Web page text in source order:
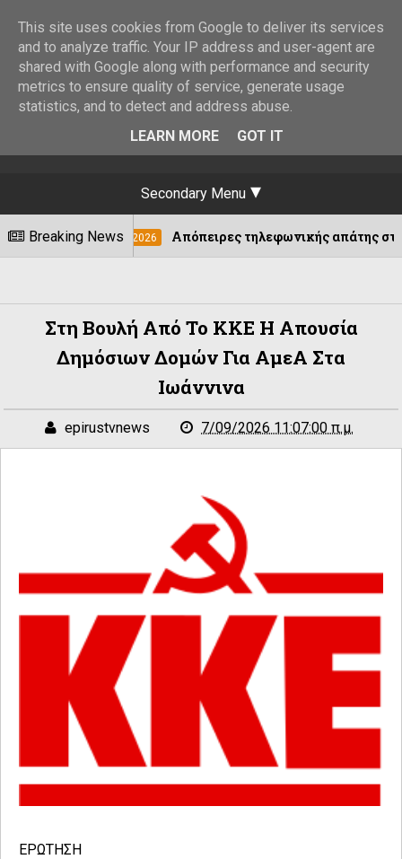
Secondary Menu
Breaking News
08/2026 Απόπειρες τηλεφωνικής απάτης στο Ελληνικό –
Στη Βουλή Από Το ΚΚΕ Η Απουσία
Δημόσιων Δομών Για ΑμεΑ Στα
Ιωάννινα
epirustvnews 7/09/2026 11:07:00 π.μ.
ΕΡΩΤΗΣΗ
This site uses cookies from Google to deliver its services
and to analyze traffic. Your IP address and user-agent are
shared with Google along with performance and security
metrics to ensure quality of service, generate usage
statistics, and to detect and address abuse.
LEARN MORE
GOT IT